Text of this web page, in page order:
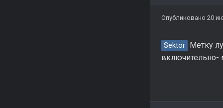
Опубликовано 20
Sektor
Метку
включительно-